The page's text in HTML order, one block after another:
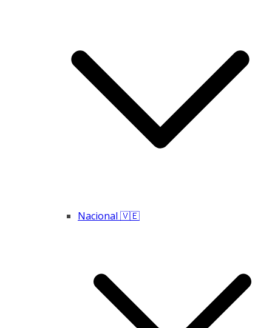
Nacional 🇻🇪